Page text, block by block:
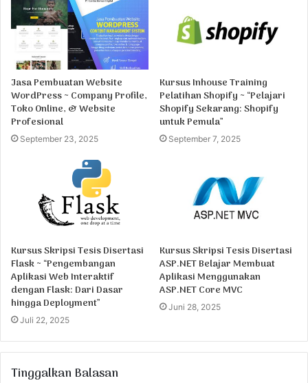
Jasa Pembuatan Website
WordPress ~ Company Profile,
Toko Online, & Website
Profesional
September 23, 2025
Kursus Inhouse Training
Pelatihan Shopify ~ “Pelajari
Shopify Sekarang: Shopify
untuk Pemula”
September 7, 2025
Kursus Skripsi Tesis Disertasi
Flask ~ “Pengembangan
Aplikasi Web Interaktif
dengan Flask: Dari Dasar
hingga Deployment”
Juli 22, 2025
Kursus Skripsi Tesis Disertasi
ASP.NET Belajar Membuat
Aplikasi Menggunakan
ASP.NET Core MVC
Juni 28, 2025
Tinggalkan Balasan